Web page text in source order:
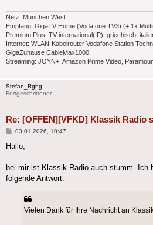
Netz: München West
Empfang: GigaTV Home (Vodafone TV3) (+ 1x
Premium Plus; TV international(IP): griechisch,
Internet: WLAN-Kabelrouter Vodafone Station
GigaZuhause CableMax1000
Streaming: JOYN+, Amazon Prime Video,
Stefan_Rgbg
Fortgeschrittener
Re: [OFFEN][VFKD] Klassik Radio
Beitrag
03.01.2026, 10:47
Hallo,
bei mir ist Klassik Radio auch stumm. Ich
folgende Antwort.
Vielen Dank für Ihre Nachricht an